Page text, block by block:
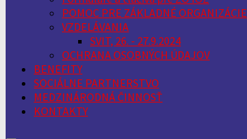
POMOC PRE ZÁKLADNÉ ORGANIZÁCIE
VZDELÁVANIA
SVIT, 26. - 27.9.2024
OCHRANA OSOBNÝCH ÚDAJOV
BENEFITY
SOCIÁLNE PARTNERSTVO
MEDZINÁRODNÁ ČINNOSŤ
KONTAKTY